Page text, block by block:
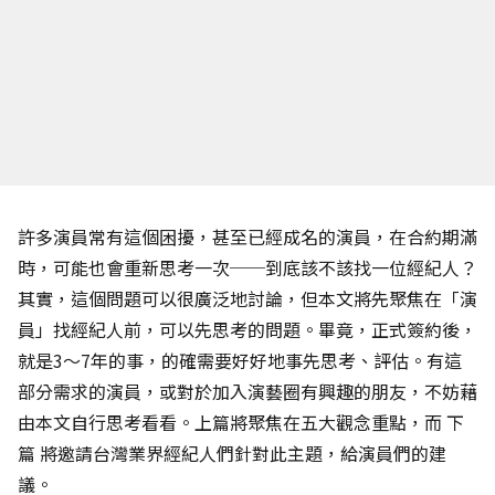
許多演員常有這個困擾，甚至已經成名的演員，在合約期滿
時，可能也會重新思考一次──到底該不該找一位經紀人？
其實，這個問題可以很廣泛地討論，但本文將先聚焦在「演
員」找經紀人前，可以先思考的問題。畢竟，正式簽約後，
就是3～7年的事，的確需要好好地事先思考、評估。有這
部分需求的演員，或對於加入演藝圈有興趣的朋友，不妨藉
由本文自行思考看看。上篇將聚焦在五大觀念重點，而下
篇 將邀請台灣業界經紀人們針對此主題，給演員們的建
議。